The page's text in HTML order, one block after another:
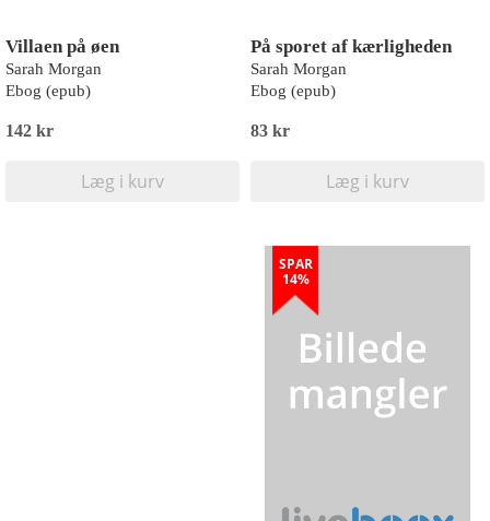
Villaen på øen
Sarah Morgan
Ebog (epub)
142 kr
Læg i kurv
På sporet af kærligheden
Sarah Morgan
Ebog (epub)
83 kr
Læg i kurv
SPAR
14%